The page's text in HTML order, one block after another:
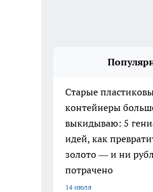
Старые
контейнеры
выкидываю: 5
идей, как
золото — и ни
потрачено
14 июля